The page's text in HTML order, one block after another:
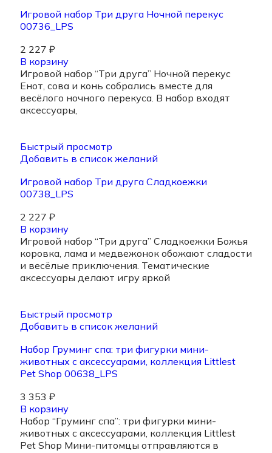
Игровой набор Три друга Ночной перекус
00736_LPS
2 227 ₽
В корзину
Игровой набор “Три друга” Ночной перекус
Енот, сова и конь собрались вместе для
весёлого ночного перекуса. В набор входят
аксессуары,
Быстрый просмотр
Добавить в список желаний
Игровой набор Три друга Сладкоежки
00738_LPS
2 227 ₽
В корзину
Игровой набор “Три друга” Сладкоежки Божья
коровка, лама и медвежонок обожают сладости
и весёлые приключения. Тематические
аксессуары делают игру яркой
Быстрый просмотр
Добавить в список желаний
Набор Груминг спа: три фигурки мини-
животных с аксессуарами, коллекция Littlest
Pet Shop 00638_LPS
3 353 ₽
В корзину
Набор “Груминг спа”: три фигурки мини-
животных с аксессуарами, коллекция Littlest
Pet Shop Мини-питомцы отправляются в